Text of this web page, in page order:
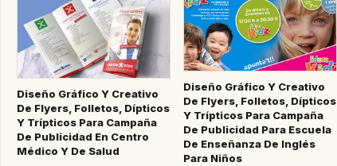
Diseño Gráfico Y Creativo
De Flyers, Folletos, Dípticos
Y Trípticos Para Campaña
De Publicidad En Centro
Médico Y De Salud
Diseño Gráfico Y Creativo
De Flyers, Folletos, Dípticos
Y Trípticos Para Campaña
De Publicidad Para Escuela
De Enseñanza De Inglés
Para Niños